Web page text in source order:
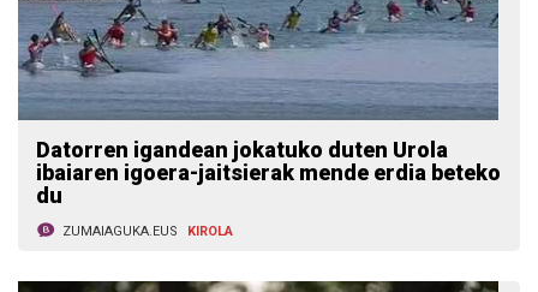
Datorren igandean jokatuko duten Urola
ibaiaren igoera-jaitsierak mende erdia beteko
du
ZUMAIAGUKA.EUS KIROLA